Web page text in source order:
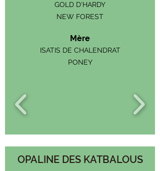
GOLD D'HARDY
NEW FOREST
Mère
ISATIS DE CHALENDRAT
PONEY
OPALINE DES KATBALOUS